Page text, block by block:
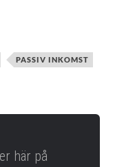
PASSIV INKOMST
här på